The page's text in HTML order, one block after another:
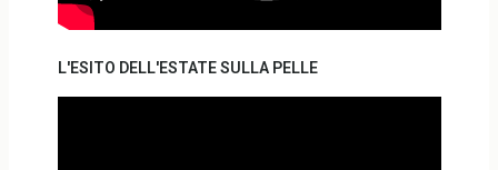
L'ESITO DELL'ESTATE SULLA PELLE